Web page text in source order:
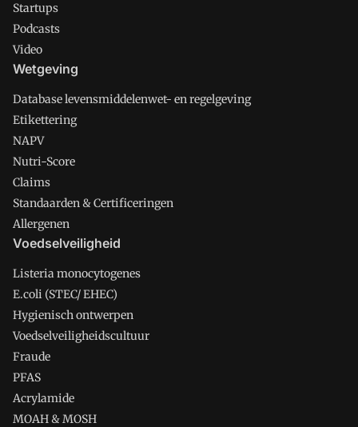
Startups
Podcasts
Video
Wetgeving
Database levensmiddelenwet- en regelgeving
Etikettering
NAPV
Nutri-Score
Claims
Standaarden & Certificeringen
Allergenen
Voedselveiligheid
Listeria monocytogenes
E.coli (STEC/ EHEC)
Hygienisch ontwerpen
Voedselveiligheidscultuur
Fraude
PFAS
Acrylamide
MOAH & MOSH